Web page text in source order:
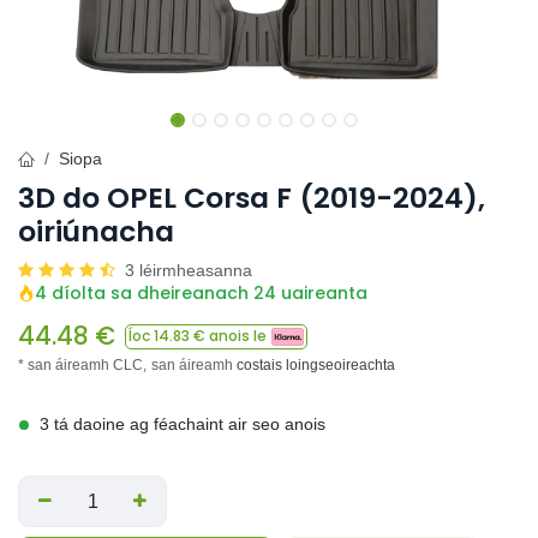
Siopa
3D do OPEL Corsa F (2019-2024),
oiriúnacha
3 léirmheasanna
4 díolta sa dheireanach 24 uaireanta
44.48 € Íoc14.83 € anois le
* san áireamh CLC, san áireamh costais loingseoireachta
3 tá daoine ag féachaint air seo anois